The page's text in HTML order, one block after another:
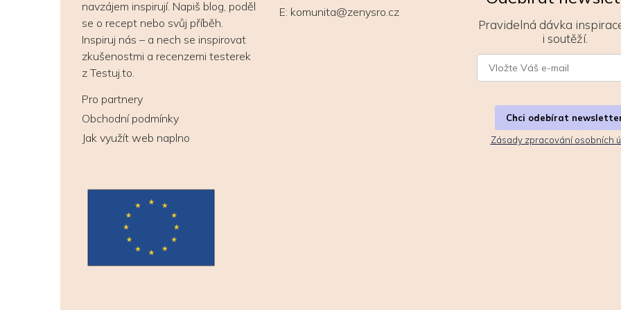
navzájem inspirují. Napiš blog, poděl
se o recept nebo svůj příběh.
Inspiruj nás – a nech se inspirovat
zkušenostmi a recenzemi testerek
z Testuj.to.
Pro partnery
Obchodní podmínky
Jak využít web naplno
E: komunita@zenysro.cz
Pravidelná dávka
i soutěží.
Chci odebírat
Zásady zpracování osobních